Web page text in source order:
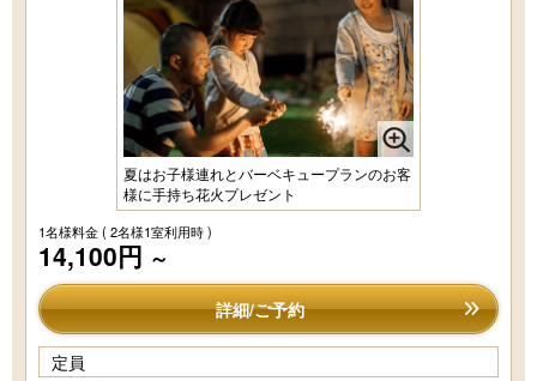
夏はお子様連れとバーベキュープランのお客
様に手持ち花火プレゼント
1名様料金( 2名様1室利用時 )
14,100円 ～
詳細/ご予約
定員